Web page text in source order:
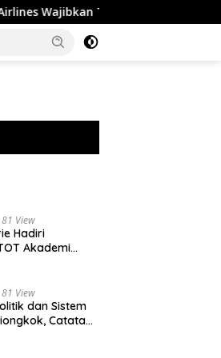
Tes Narkoba 1.260 Pilot
81 View
Hadiri
Akademi
81 View
dan Sistem
Catatan